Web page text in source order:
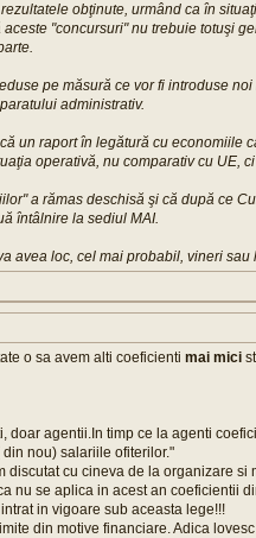
obţinute, urmând ca în
"concursuri" nu trebuie totuşi
pe măsură ce vor fi introduse
administrativ.
un raport în legătură cu economiile
operativă, nu comparativ cu UE,
a rămas deschisă şi că după ce
întâlnire la sediul MAI.
avea loc, cel mai probabil, vineri sau
o sa avem alti coeficienti mai mici
doar agentii.In timp ce la agenti
nou) salariile ofiterilor."
discutat cu cineva de la organizare si
nu se aplica in acest an coeficientii
in vigoare sub aceasta lege!!!
din motive financiare. Adica